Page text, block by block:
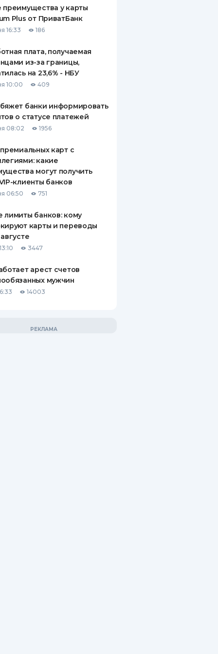
преимущества у карты
Plus от ПриватБанк
16:33 186
плата, получаемая
из-за границы,
на 23,6% - НБУ
10:00 409
банки информировать
о статусе платежей
08:02 1956
карт с
какие
могут получить
клиенты банков
06:50 751
лимиты банков: кому
карты и переводы
3447
арест счетов
мужчин
14003